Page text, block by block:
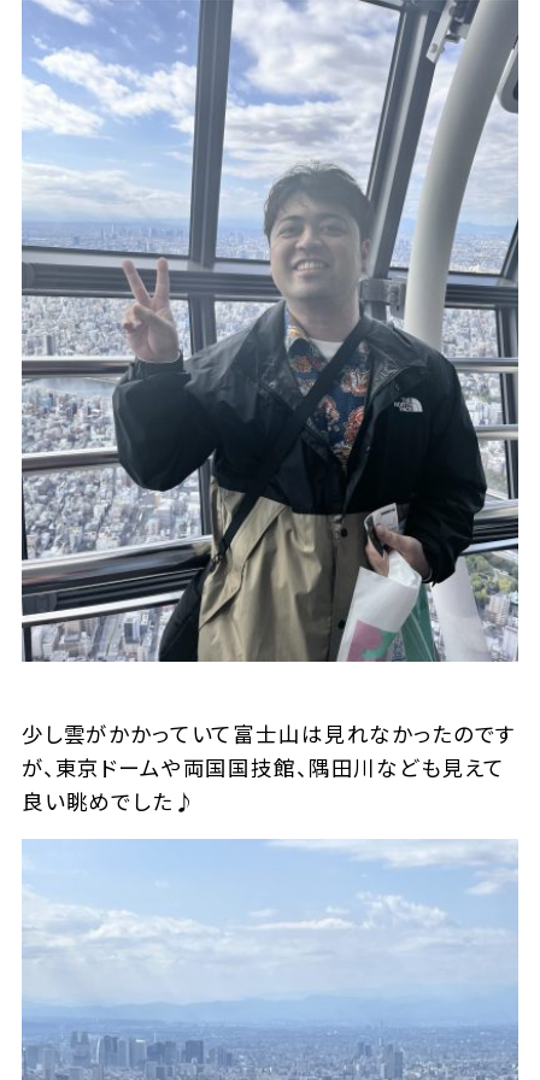
少し雲がかかっていて富士山は見れなかったのです
が、東京ドームや両国国技館、隅田川なども見えて
良い眺めでした♪